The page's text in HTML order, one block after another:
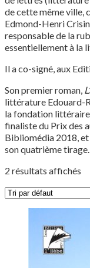
de cette même ville,
Edmond-Henri
responsable de la
essentiellement à la
Il a co-signé, aux
Son premier roman,
littérature Edouard-
la fondation littéraire
finaliste du Prix des
Bibliomédia 2018, et
son quatrième tirage.
2 résultats affichés